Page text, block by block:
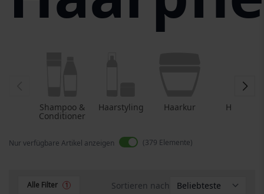
Shampoo &
Conditioner
Haarstyling Haarkur Haaröl
Nur verfügbare Artikel anzeigen 379 Elemente
Alle Filter 1 Sortieren nach